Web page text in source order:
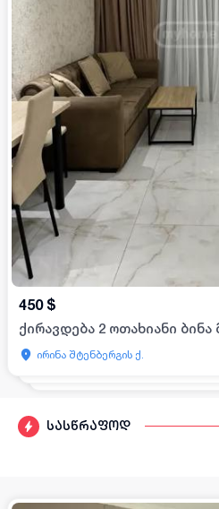
სასწრაფოდ
450 $
ქირავდება 2 ოთახიანი ბინა
ირინა შტენბერგის ქ.